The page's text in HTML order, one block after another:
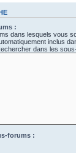
:
dans lesquels vous
inclus
dans les
forums :